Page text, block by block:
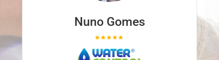
Nuno Gomes